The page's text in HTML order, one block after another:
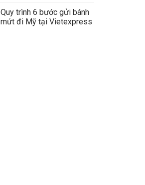
Quy trình 6 bước gửi bánh
mứt đi Mỹ tại Vietexpress